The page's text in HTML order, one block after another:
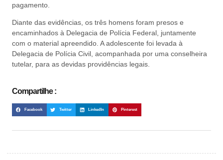
pagamento.
Diante das evidências, os três homens foram presos e
encaminhados à Delegacia de Polícia Federal, juntamente
com o material apreendido. A adolescente foi levada à
Delegacia de Polícia Civil, acompanhada por uma conselheira
tutelar, para as devidas providências legais.
Compartilhe :
Facebook Twitter LinkedIn Pinterest